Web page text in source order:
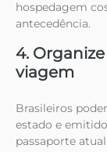
hospedagem
antecedência.
4.
viagem
Brasileiros
estado e
passaporte